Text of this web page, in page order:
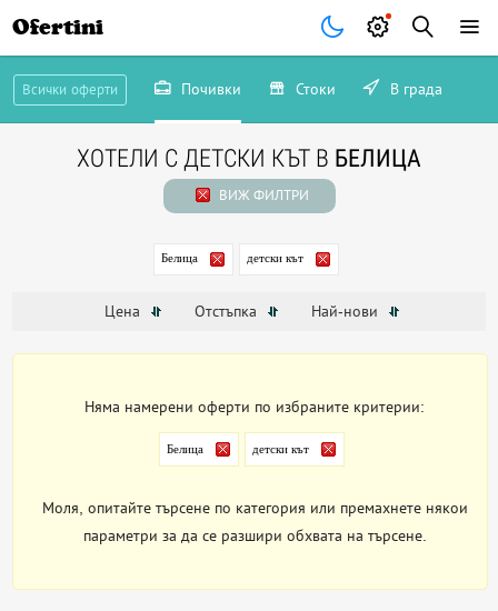
Ofertini
Всички оферти Почивки Стоки В града
ХОТЕЛИ С ДЕТСКИ КЪТ В БЕЛИЦА
ВИЖ ФИЛТРИ
Белица детски кът
Цена Отстъпка Най-нови
Няма намерени оферти по избраните критерии:
Белица детски кът
Моля, опитайте търсене по категория или премахнете някои
параметри за да се разшири обхвата на търсене.